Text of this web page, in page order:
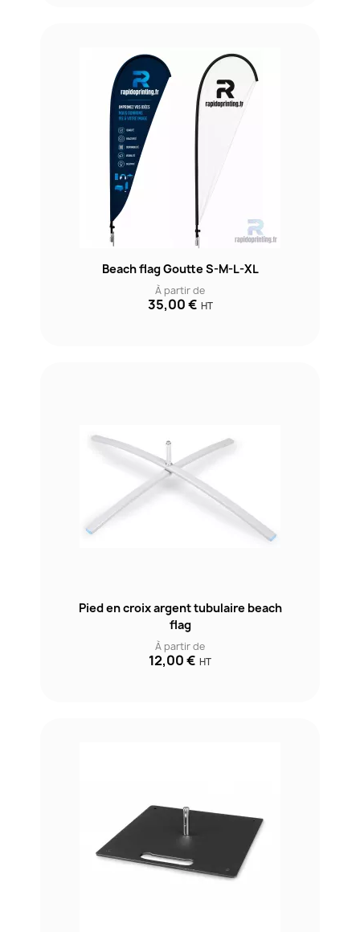
Beach flag Goutte S-M-L-XL
À partir de
35,00 € HT
Pied en croix argent tubulaire beach
flag
À partir de
12,00 € HT